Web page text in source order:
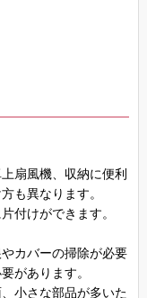
扇風機、収納に便利
も異なります。
付けができます。
カバーの掃除が必要
があります。
小さな部品が多いた